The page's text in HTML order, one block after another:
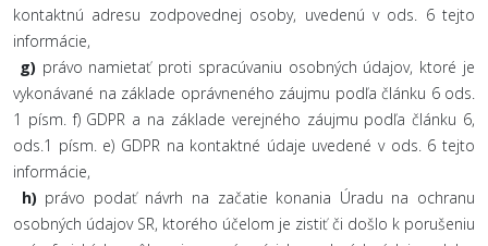
kontaktnú adresu zodpovednej osoby, uvedenú v ods. 6 tejto
informácie,
g) právo namietať proti spracúvaniu osobných údajov, ktoré je
vykonávané na základe oprávneného záujmu podľa článku 6 ods.
1 písm. f) GDPR a na základe verejného záujmu podľa článku 6,
ods.1 písm. e) GDPR na kontaktné údaje uvedené v ods. 6 tejto
informácie,
h) právo podať návrh na začatie konania Úradu na ochranu
osobných údajov SR, ktorého účelom je zistiť či došlo k porušeniu